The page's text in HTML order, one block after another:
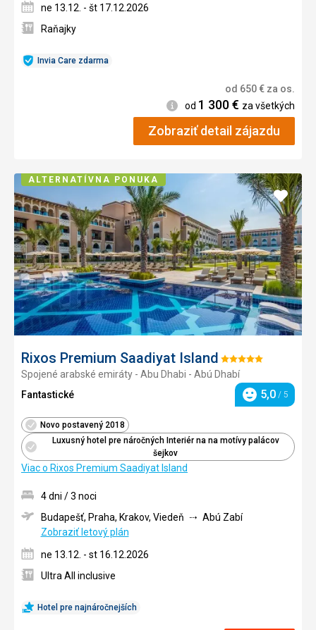
Invia Care zdarma
ne 13.12. - št 17.12.2026
Raňajky
od 650€ za os.
Informácie
od 1 300€ za všetkých
Zobraziť detail zájazdu
Rixos Premium Saadiyat Island Hodnotenie:
5/5
Spojené arabské emiráty - Abu Dhabi - Abú Dhabí
Fantastické
Hodnotenie
5,0 / 5
Novo postavený 2018
Luxusný hotel pre náročných Interiér na na motívy palácov
šejkov
Viac o Rixos Premium Saadiyat Island
Pridať
do
Hotel pre najnáročnejších
4 dni / 3 noci
Budapešť, Praha, Krakov, Viedeň
Abú Zabí
Zobraziť letový plán
ne 13.12. - st 16.12.2026
Ultra All inclusive
ALTERNATÍVNA PONUKA